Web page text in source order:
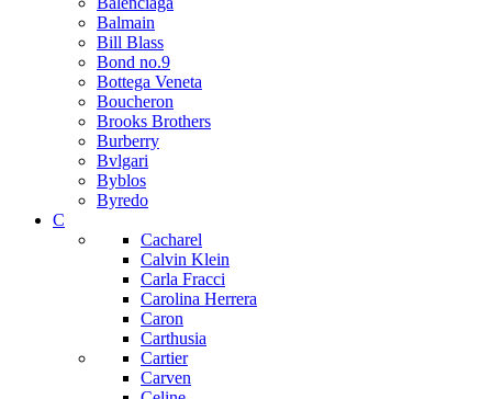
Balmain
Bill Blass
Bond no.9
Bottega Veneta
Boucheron
Brooks Brothers
Burberry
Bvlgari
Byblos
Byredo
C
Cacharel
Calvin Klein
Carla Fracci
Carolina Herrera
Caron
Carthusia
Cartier
Carven